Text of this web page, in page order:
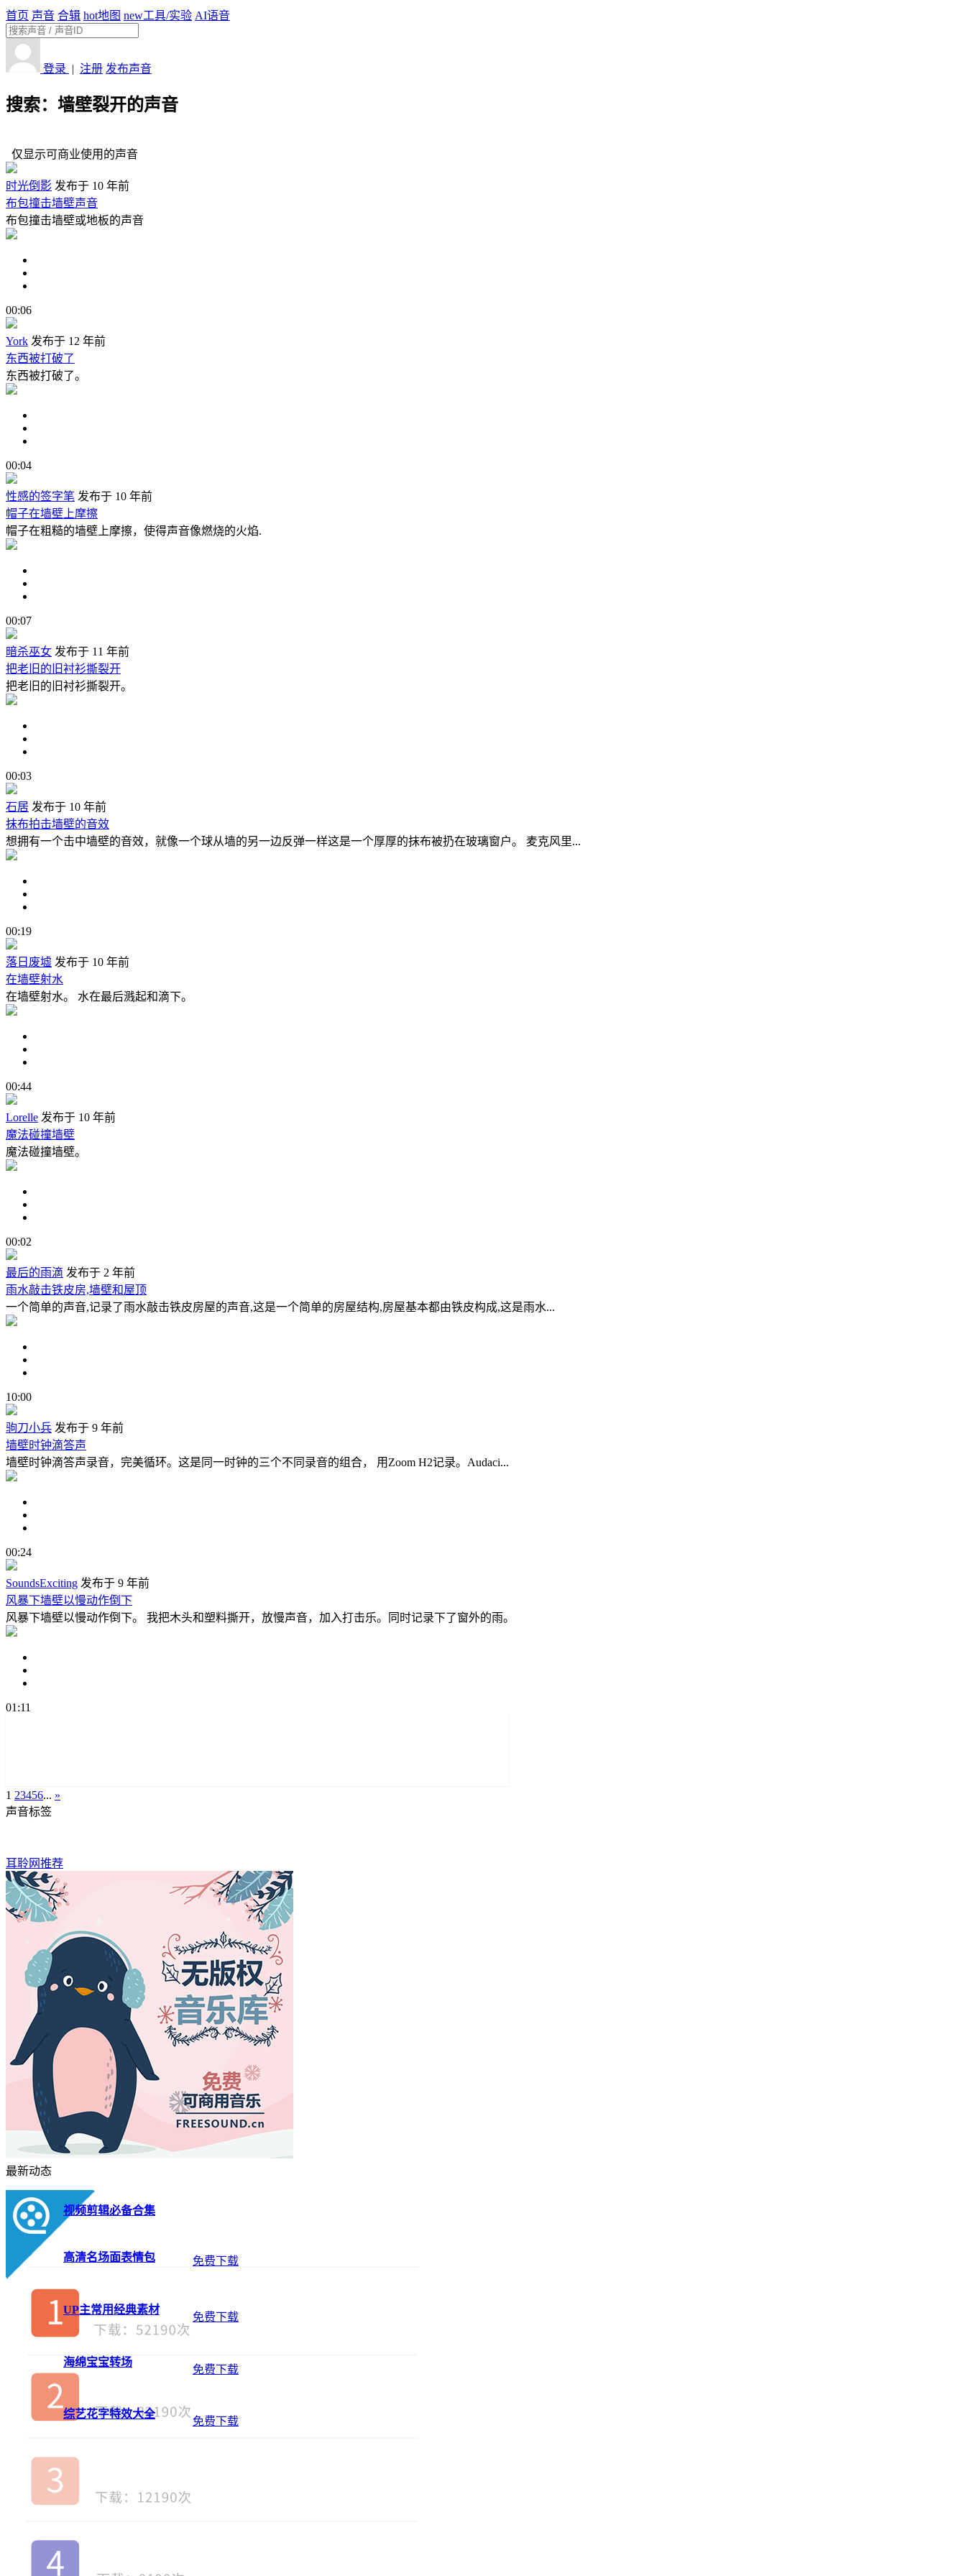
首页 声音 合辑 hot地图 new工具/实验 AI语音
登录 | 注册 发布声音
搜索：墙壁裂开的声音
仅显示可商业使用的声音
时光倒影 发布于 10 年前
布包撞击墙壁声音
布包撞击墙壁或地板的声音
00:06
York 发布于 12 年前
东西被打破了
东西被打破了。
00:04
性感的签字笔 发布于 10 年前
帽子在墙壁上摩擦
帽子在粗糙的墙壁上摩擦，使得声音像燃烧的火焰.
00:07
暗杀巫女 发布于 11 年前
把老旧的旧衬衫撕裂开
把老旧的旧衬衫撕裂开。
00:03
石居 发布于 10 年前
抹布拍击墙壁的音效
想拥有一个击中墙壁的音效，就像一个球从墙的另一边反弹一样这是一个厚厚的抹布被扔在玻璃窗户。 麦克风里...
00:19
落日废墟 发布于 10 年前
在墙壁射水
在墙壁射水。 水在最后溅起和滴下。
00:44
Lorelle 发布于 10 年前
魔法碰撞墙壁
魔法碰撞墙壁。
00:02
最后的雨滴 发布于 2 年前
雨水敲击铁皮房,墙壁和屋顶
一个简单的声音,记录了雨水敲击铁皮房屋的声音,这是一个简单的房屋结构,房屋基本都由铁皮构成,这是雨水...
10:00
驹刀小兵 发布于 9 年前
墙壁时钟滴答声
墙壁时钟滴答声录音，完美循环。这是同一时钟的三个不同录音的组合， 用Zoom H2记录。Audaci...
00:24
SoundsExciting 发布于 9 年前
风暴下墙壁以慢动作倒下
风暴下墙壁以慢动作倒下。 我把木头和塑料撕开，放慢声音，加入打击乐。同时记录下了窗外的雨。
01:11
1 23456... »
声音标签
耳聆网推荐
最新动态
视频剪辑必备合集
高清名场面表情包
UP主常用经典素材
海绵宝宝转场
综艺花字特效大全
免费下载
免费下载
免费下载
免费下载